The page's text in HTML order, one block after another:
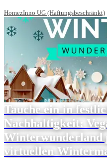
HomezInno UG (Haftungsbeschränkt)
Tauche ein in
Nachhaltigkeit:
Winterwunderland
virtuellen